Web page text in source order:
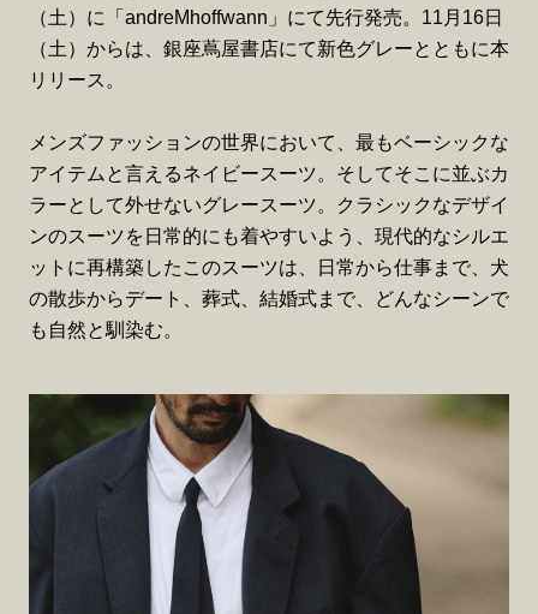
（土）に「andreMhoffwann」にて先行発売。11月16日
（土）からは、銀座蔦屋書店にて新色グレーとともに本
リリース。
メンズファッションの世界において、最もベーシックな
アイテムと言えるネイビースーツ。そしてそこに並ぶカ
ラーとして外せないグレースーツ。クラシックなデザイ
ンのスーツを日常的にも着やすいよう、現代的なシルエ
ットに再構築したこのスーツは、日常から仕事まで、犬
の散歩からデート、葬式、結婚式まで、どんなシーンで
も自然と馴染む。